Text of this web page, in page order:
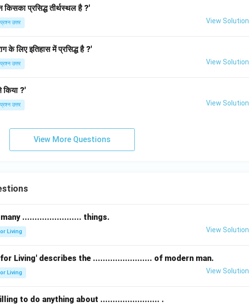
प्रसिद्ध तीर्थस्थल है ?'
प्रश्न उत्तर View Solution
के लिए इतिहास में प्रसिद्ध है ?'
प्रश्न उत्तर View Solution
?'
प्रश्न उत्तर View Solution
View More Questions
........................ things.
Living View Solution
for Living' describes the ........................ of modern man.
Living View Solution
to do anything about ........................ .